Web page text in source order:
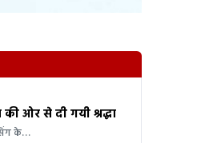
ओर से दी गयी श्रद्धा
के…